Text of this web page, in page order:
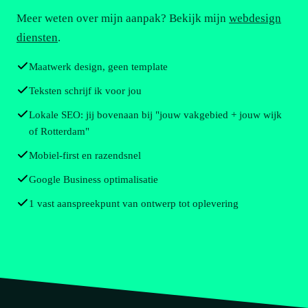
Meer weten over mijn aanpak? Bekijk mijn webdesign
diensten.
Maatwerk design, geen template
Teksten schrijf ik voor jou
Lokale SEO: jij bovenaan bij "jouw vakgebied + jouw wijk
of Rotterdam"
Mobiel-first en razendsnel
Google Business optimalisatie
1 vast aanspreekpunt van ontwerp tot oplevering